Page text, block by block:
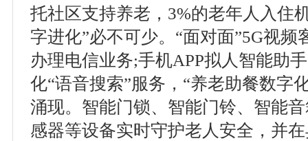
托社区支持养老，3%的老年人入住
字进化”必不可少。“面对面”5G视
办理电信业务;手机APP拟人智能助
化“语音搜索”服务，“养老助餐数字
涌现。智能门锁、智能门铃、智能
感器等设备实时守护老人安全，并